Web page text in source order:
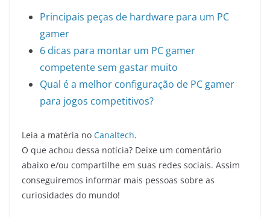
Principais peças de hardware para um PC
gamer
6 dicas para montar um PC gamer
competente sem gastar muito
Qual é a melhor configuração de PC gamer
para jogos competitivos?
Leia a matéria no Canaltech.
O que achou dessa notícia? Deixe um comentário
abaixo e/ou compartilhe em suas redes sociais. Assim
conseguiremos informar mais pessoas sobre as
curiosidades do mundo!